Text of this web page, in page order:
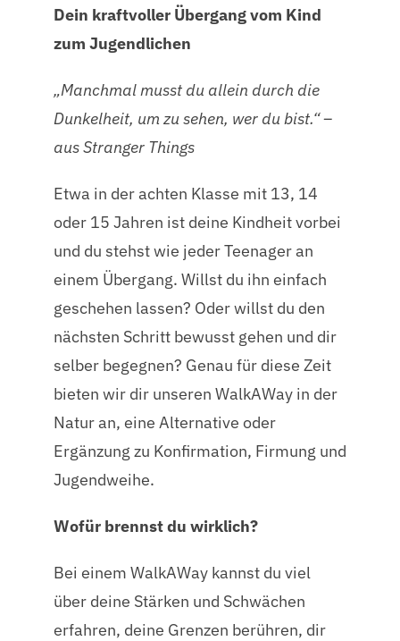
Dein kraftvoller Übergang vom Kind
zum Jugendlichen
„Manchmal musst du allein durch die
Dunkelheit, um zu sehen, wer du bist.“ –
aus Stranger Things
Etwa in der achten Klasse mit 13, 14
oder 15 Jahren ist deine Kindheit vorbei
und du stehst wie jeder Teenager an
einem Übergang. Willst du ihn einfach
geschehen lassen? Oder willst du den
nächsten Schritt bewusst gehen und dir
selber begegnen? Genau für diese Zeit
bieten wir dir unseren WalkAWay in der
Natur an, eine Alternative oder
Ergänzung zu Konfirmation, Firmung und
Jugendweihe.
Wofür brennst du wirklich?
Bei einem WalkAWay kannst du viel
über deine Stärken und Schwächen
erfahren, deine Grenzen berühren, dir